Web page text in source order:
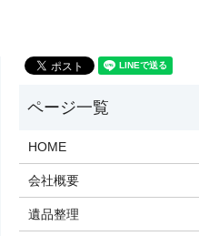
HOME
会社概要
遺品整理